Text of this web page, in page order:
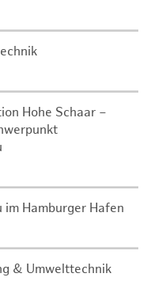
Hohe Schaar –
Hamburger Hafen
& Umwelttechnik